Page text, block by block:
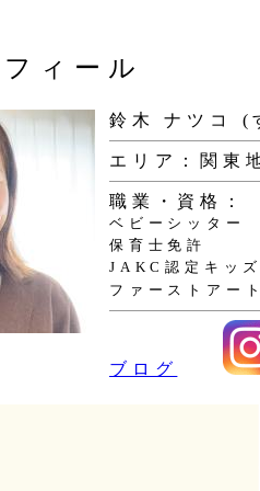
ィール
鈴木 ナツコ
エリア：関東
職業・資格：
ベビーシッター
保育士免許
JAKC認定キッ
ファーストア
ブログ